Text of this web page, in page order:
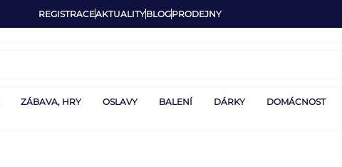
REGISTRACEAKTUALITYBLOGPRODEJNY
ZÁBAVA, HRY OSLAVY BALENÍ DÁRKY DOMÁCNOST